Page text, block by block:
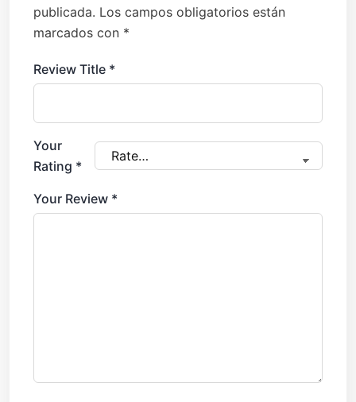
publicada. Los campos obligatorios están
marcados con *
Review Title *
Your
Rating *
Your Review *